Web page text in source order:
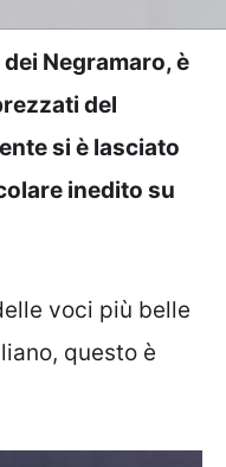
Negramaro, è
del
si è lasciato
inedito su
voci più belle
questo è